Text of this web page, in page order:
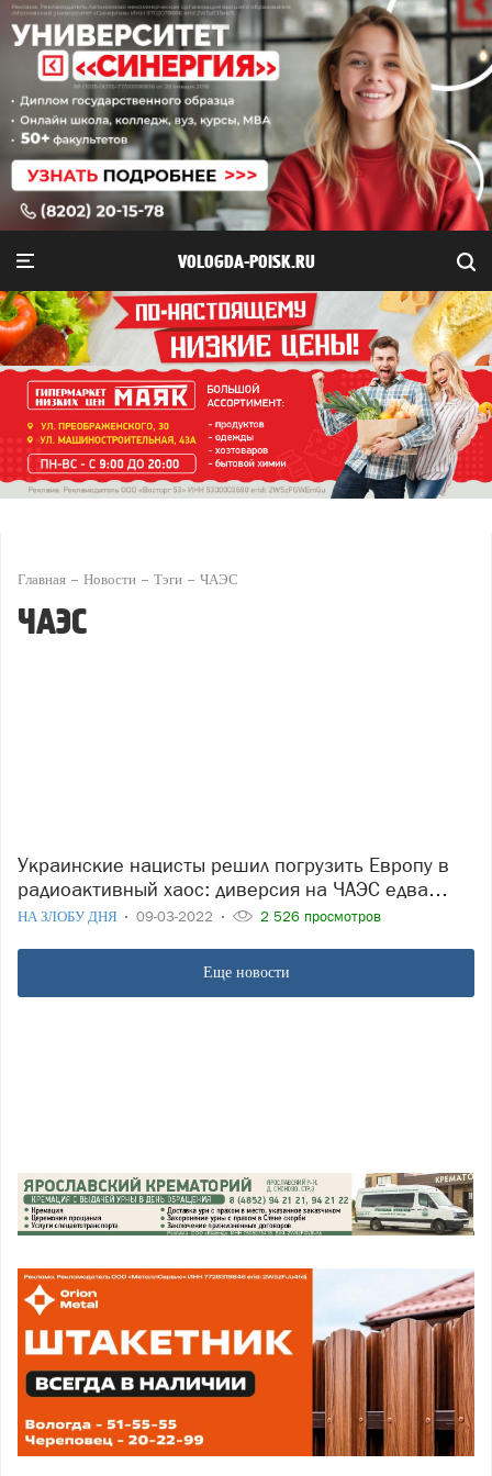
VOLOGDA-POISK.RU
Главная Новости Тэги ЧАЭС
ЧАЭС
Украинские нацисты решил погрузить Европу в
радиоактивный хаос: диверсия на ЧАЭС едва…
НА ЗЛОБУ ДНЯ 09-03-2022 2 526 просмотров
Еще новости